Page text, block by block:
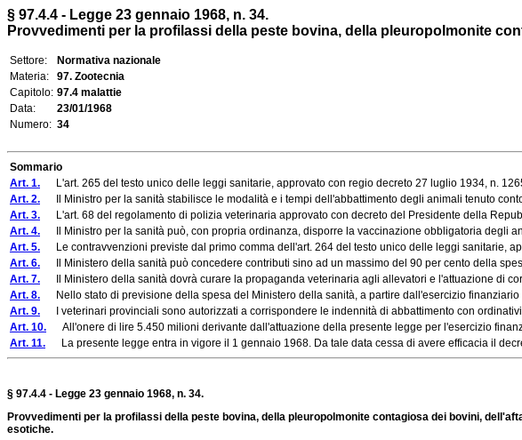
§ 97.4.4 - Legge 23 gennaio 1968, n. 34.
Provvedimenti per la profilassi della peste bovina, della pleuropolmonite
Settore:
Normativa nazionale
Materia:
97. Zootecnia
Capitolo: 97.4 malattie
Data:
23/01/1968
Numero: 34
Sommario
Art. 1. L'art. 265 del testo unico delle leggi sanitarie, approvato con regio decreto 27 luglio 1934, n.
Art. 2. Il Ministro per la sanità stabilisce le modalità e i tempi dell'abbattimento degli animali tenuto
Art. 3. L'art. 68 del regolamento di polizia veterinaria approvato con decreto del Presidente della
Art. 4. Il Ministro per la sanità può, con propria ordinanza, disporre la vaccinazione obbligatoria degli
Art. 5. Le contravvenzioni previste dal primo comma dell'art. 264 del testo unico delle leggi sanitarie,
Art. 6. Il Ministero della sanità può concedere contributi sino ad un massimo del 90 per cento della
Art. 7. Il Ministero della sanità dovrà curare la propaganda veterinaria agli allevatori e l'attuazione di
Art. 8. Nello stato di previsione della spesa del Ministero della sanità, a partire dall'esercizio finanziario
Art. 9. I veterinari provinciali sono autorizzati a corrispondere le indennità di abbattimento con
Art. 10. All'onere di lire 5.450 milioni derivante dall'attuazione della presente legge per l'esercizio
Art. 11. La presente legge entra in vigore il 1 gennaio 1968. Da tale data cessa di avere efficacia il
§ 97.4.4 - Legge 23 gennaio 1968, n. 34.
Provvedimenti per la profilassi della peste bovina, della pleuropolmonite contagiosa dei bovini,
esotiche.